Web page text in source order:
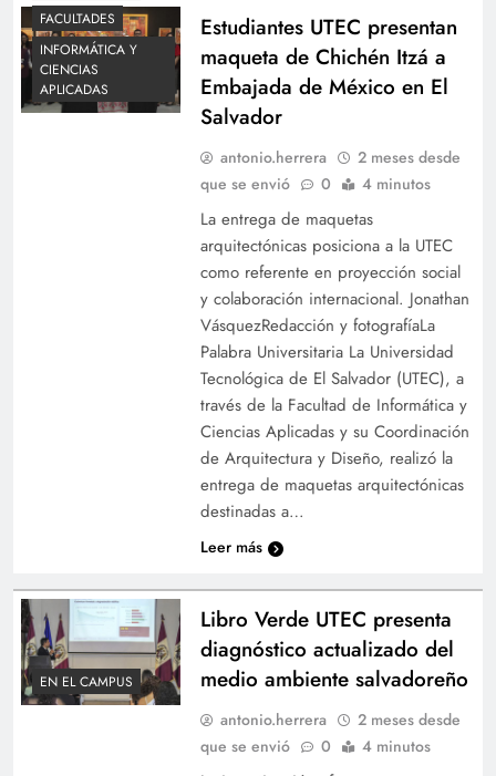
FACULTADES
INFORMÁTICA Y
CIENCIAS
APLICADAS
Estudiantes UTEC presentan
maqueta de Chichén Itzá a
Embajada de México en El
Salvador
antonio.herrera
2 meses desde
que se envió
0 4 minutos
La entrega de maquetas
arquitectónicas posiciona a la UTEC
como referente en proyección social
y colaboración internacional. Jonathan
VásquezRedacción y fotografíaLa
Palabra Universitaria La Universidad
Tecnológica de El Salvador (UTEC), a
través de la Facultad de Informática y
Ciencias Aplicadas y su Coordinación
de Arquitectura y Diseño, realizó la
entrega de maquetas arquitectónicas
destinadas a…
Leer más
EN EL CAMPUS
Libro Verde UTEC presenta
diagnóstico actualizado del
medio ambiente salvadoreño
antonio.herrera
2 meses desde
que se envió
0 4 minutos